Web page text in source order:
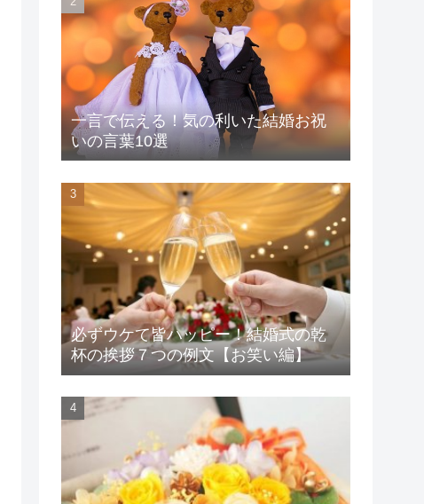
一言で伝える！気の利いた結婚お祝
いの言葉10選
必ずウケて皆ハッピー！結婚式の乾
杯の挨拶７つの例文【お笑い編】